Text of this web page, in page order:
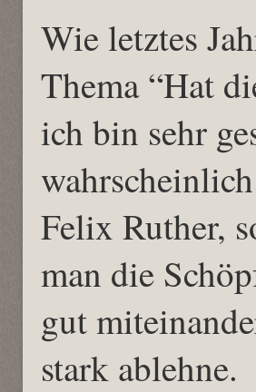
Wie letztes
Thema “Hat
ich bin sehr
Felix Ruther,
man die
gut
stark ablehne.